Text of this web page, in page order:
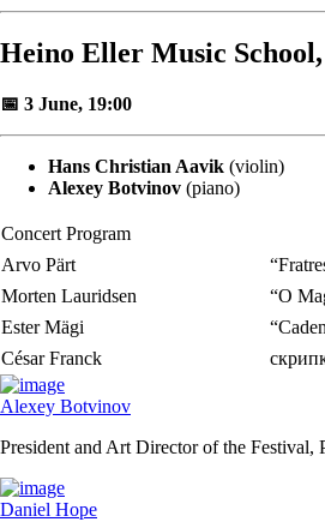
Heino Eller Music
📅 3 June, 19:00
Hans Christian Aavik (violin)
Alexey Botvinov (piano)
Concert Program
Arvo Pärt
Morten Lauridsen
“O
Ester Mägi
César Franck
Alexey Botvinov
President and Art Director of the Festival,
Daniel Hope